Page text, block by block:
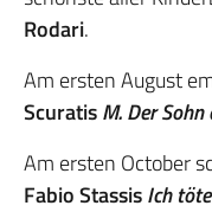
Rodari.
Am ersten August
ScuratisM. Der
Am ersten October
Fabio StassisIch